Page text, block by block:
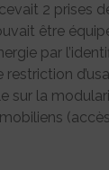
2 prises
être
par
restriction
sur la